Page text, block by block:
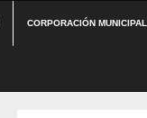
CORPORACIÓN MUNICIPAL